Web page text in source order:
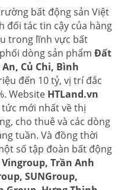
bất động sản Việt
đối tác tin cậy của hàng
trong lĩnh vực bất
dòng sản phẩm Đất
Củ Chi, Bình
đến 10 tỷ, vị trí đắc
Website HTLand.vn
mới nhất về thị
cho thuê và các dòng
tuần. Và đồng thời
số tập đoàn bất động
Vingroup, Trần Anh
SUNGroup,